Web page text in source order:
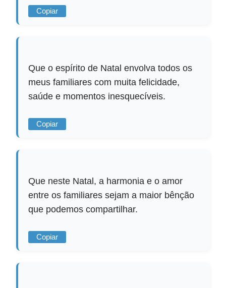
Copiar
Que o espírito de Natal envolva todos os
meus familiares com muita felicidade,
saúde e momentos inesquecíveis.
Copiar
Que neste Natal, a harmonia e o amor
entre os familiares sejam a maior bênção
que podemos compartilhar.
Copiar